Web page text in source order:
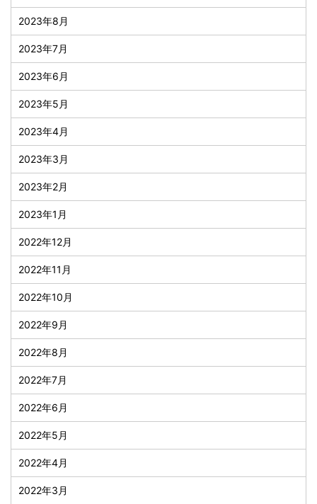
2023年8月
2023年7月
2023年6月
2023年5月
2023年4月
2023年3月
2023年2月
2023年1月
2022年12月
2022年11月
2022年10月
2022年9月
2022年8月
2022年7月
2022年6月
2022年5月
2022年4月
2022年3月